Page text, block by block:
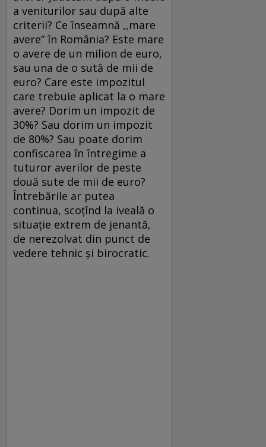
a veniturilor sau după alte
criterii? Ce înseamnă ,,mare
avere” în România? Este mare
o avere de un milion de euro,
sau una de o sută de mii de
euro? Care este impozitul
care trebuie aplicat la o mare
avere? Dorim un impozit de
30%? Sau dorim un impozit
de 80%? Sau poate dorim
confiscarea în întregime a
tuturor averilor de peste
două sute de mii de euro?
Întrebările ar putea
continua, scoţînd la iveală o
situaţie extrem de jenantă,
de nerezolvat din punct de
vedere tehnic şi birocratic.